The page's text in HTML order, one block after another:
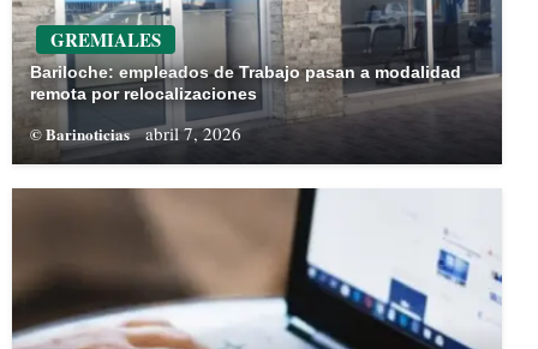
GREMIALES
Bariloche: empleados de Trabajo pasan a modalidad
remota por relocalizaciones
© Barinoticias abril 7, 2026